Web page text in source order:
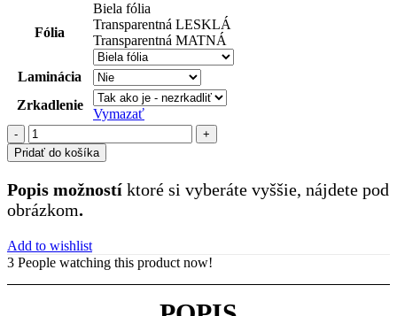
Fólia
Biela fólia
Transparentná LESKLÁ
Transparentná MATNÁ
Laminácia
Zrkadlenie
Vymazať
množstvo
vojenské
(4)
Pridať do košíka
Popis možností ktoré si vyberáte vyššie, nájdete pod
obrázkom.
Add to wishlist
3 People watching this product now!